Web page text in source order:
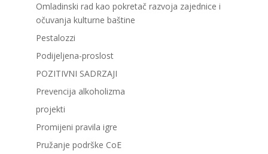
Omladinski rad kao pokretač razvoja zajednice i
očuvanja kulturne baštine
Pestalozzi
Podijeljena-proslost
POZITIVNI SADRZAJI
Prevencija alkoholizma
projekti
Promijeni pravila igre
Pružanje podrške CoE